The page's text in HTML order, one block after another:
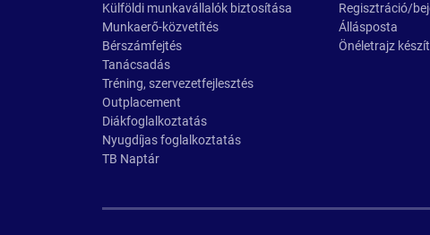
Külföldi munkavállalók biztosítása
Munkaerő-közvetítés
Bérszámfejtés
Tanácsadás
Tréning, szervezetfejlesztés
Outplacement
Diákfoglalkoztatás
Nyugdíjas foglalkoztatás
TB Naptár
Regisztráció/
Állásposta
Önéletrajz